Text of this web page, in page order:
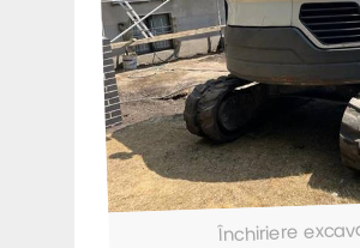
Închiriere